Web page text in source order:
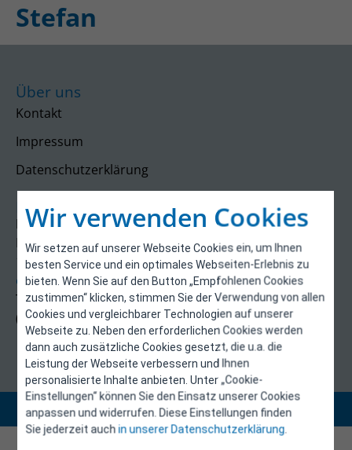
Wir verwenden Cookies
Wir setzen auf unserer Webseite Cookies ein, um Ihnen
besten Service und ein optimales Webseiten-Erlebnis zu
bieten. Wenn Sie auf den Button „Empfohlenen Cookies
zustimmen“ klicken, stimmen Sie der Verwendung von allen
Cookies und vergleichbarer Technologien auf unserer
Webseite zu. Neben den erforderlichen Cookies werden
dann auch zusätzliche Cookies gesetzt, die u.a. die
Leistung der Webseite verbessern und Ihnen
personalisierte Inhalte anbieten. Unter „Cookie-
Einstellungen“ können Sie den Einsatz unserer Cookies
anpassen und widerrufen. Diese Einstellungen finden
Sie jederzeit auchin unserer Datenschutzerklärung.
Stefan
Über uns
Kontakt
Impressum
Datenschutzerklärung
Kontakt
E-Control
Rudolfsplatz 13a
1010 Wien
energieeffizienz@e-control.at
Tel +43 1 5324724
(Mo, Mi-Fr 09:30-12:30 Uhr)
Copyright 2026 © E-Control